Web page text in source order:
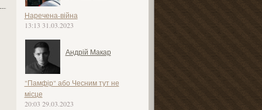
Наречена-війна
13:13 31.03.2023
Андрій Макар
"Памфір" або Чесним тут не
місце
20:03 29.03.2023